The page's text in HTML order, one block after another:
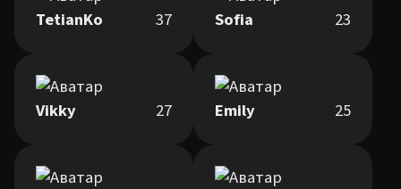
TetianKo 37 Sofia 23
Vikky 27 Emily 25